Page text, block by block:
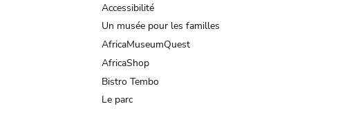
Accessibilité
Un musée pour les familles
AfricaMuseumQuest
AfricaShop
Bistro Tembo
Le parc